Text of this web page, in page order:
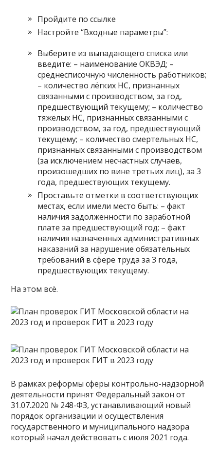
Пройдите по ссылке
Настройте “Входные параметры”:
Выберите из выпадающего списка или
введите: – наименование ОКВЭД; –
среднесписочную численность работников;
– количество лёгких НС, признанных
связанными с производством, за год,
предшествующий текущему; – количество
тяжёлых НС, признанных связанными с
производством, за год, предшествующий
текущему; – количество смертельных НС,
признанных связанными с производством
(за исключением несчастных случаев,
произошедших по вине третьих лиц), за 3
года, предшествующих текущему.
Проставьте отметки в соответствующих
местах, если имели место быть: – факт
наличия задолженности по заработной
плате за предшествующий год; – факт
наличия назначенных административных
наказаний за нарушение обязательных
требований в сфере труда за 3 года,
предшествующих текущему.
На этом всё.
В рамках реформы сферы контрольно-надзорной
деятельности принят Федеральный закон от
31.07.2020 № 248-ФЗ, устанавливающий новый
порядок организации и осуществления
государственного и муниципального надзора
который начал действовать с июля 2021 года.